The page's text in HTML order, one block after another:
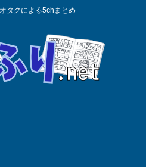
タクによる5chまとめ